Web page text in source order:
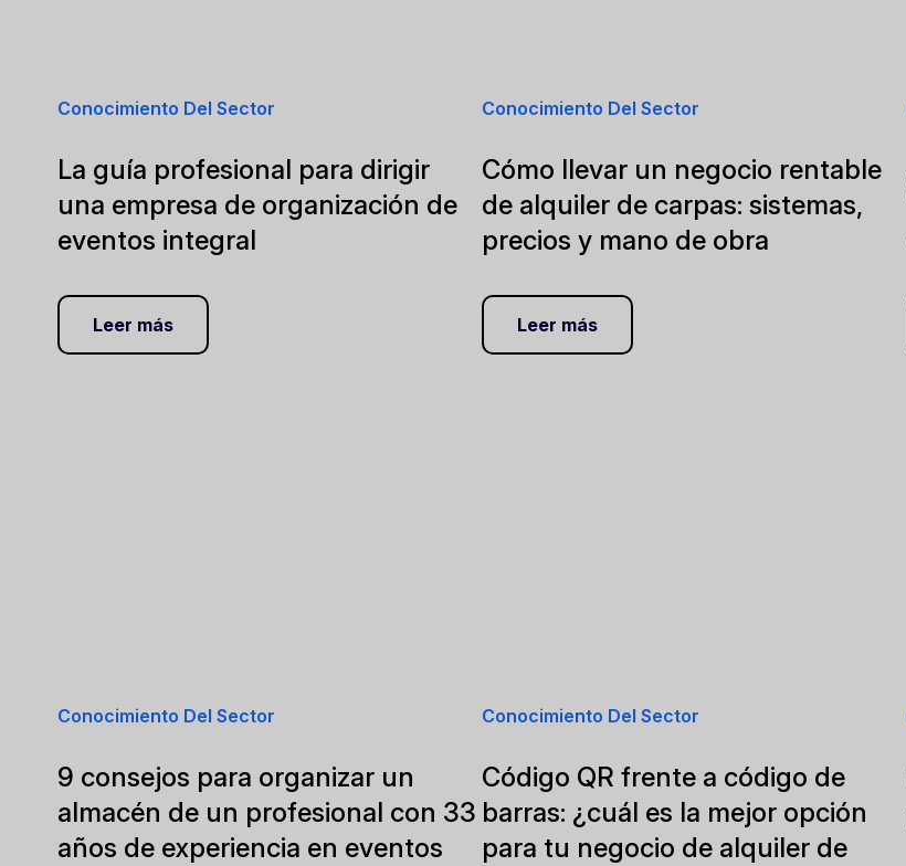
Conocimiento Del Sector
La guía profesional para dirigir
una empresa de organización de
eventos integral
Leer más
Conocimiento Del Sector
Cómo llevar un negocio rentable
de alquiler de carpas: sistemas,
precios y mano de obra
Leer más
Conocimiento Del Sector
9 consejos para organizar un
almacén de un profesional con 33
años de experiencia en eventos
Conocimiento Del Sector
Código QR frente a código de
barras: ¿cuál es la mejor opción
para tu negocio de alquiler de